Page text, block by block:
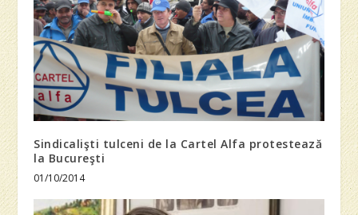
Sindicalişti tulceni de la Cartel Alfa protestează
la Bucureşti
01/10/2014